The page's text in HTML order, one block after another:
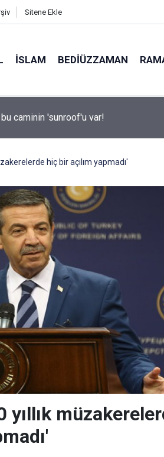
Sitene Ekle
İSLAM BEDIÜZZAMAN
yitirmeyen arıcı, mesleğini
hiç bir açılım yapmadı'
yıllık